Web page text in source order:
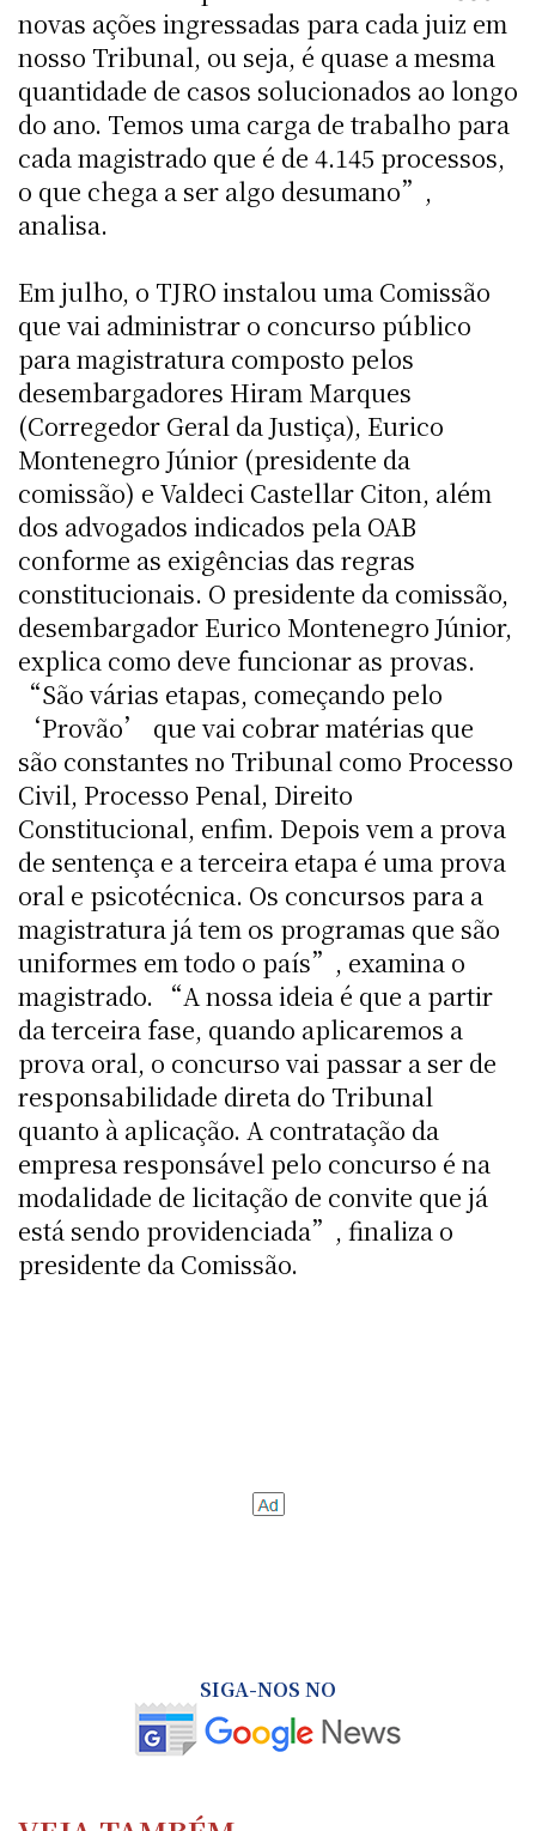
novas ações ingressadas para cada juiz em
nosso Tribunal, ou seja, é quase a mesma
quantidade de casos solucionados ao longo
do ano. Temos uma carga de trabalho para
cada magistrado que é de 4.145 processos,
o que chega a ser algo desumano”,
analisa.
Em julho, o TJRO instalou uma Comissão
que vai administrar o concurso público
para magistratura composto pelos
desembargadores Hiram Marques
(Corregedor Geral da Justiça), Eurico
Montenegro Júnior (presidente da
comissão) e Valdeci Castellar Citon, além
dos advogados indicados pela OAB
conforme as exigências das regras
constitucionais. O presidente da comissão,
desembargador Eurico Montenegro Júnior,
explica como deve funcionar as provas.
“São várias etapas, começando pelo
‘Provão’ que vai cobrar matérias que
são constantes no Tribunal como Processo
Civil, Processo Penal, Direito
Constitucional, enfim. Depois vem a prova
de sentença e a terceira etapa é uma prova
oral e psicotécnica. Os concursos para a
magistratura já tem os programas que são
uniformes em todo o país”, examina o
magistrado. “A nossa ideia é que a partir
da terceira fase, quando aplicaremos a
prova oral, o concurso vai passar a ser de
responsabilidade direta do Tribunal
quanto à aplicação. A contratação da
empresa responsável pelo concurso é na
modalidade de licitação de convite que já
está sendo providenciada”, finaliza o
presidente da Comissão.
SIGA-NOS NO